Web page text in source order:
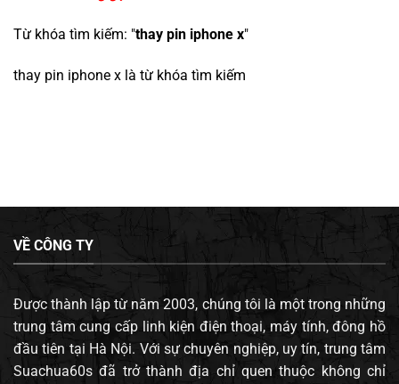
Từ khóa tìm kiếm: "thay pin iphone x"
thay pin iphone x là từ khóa tìm kiếm
VỀ CÔNG TY
Được thành lập từ năm 2003, chúng tôi là một trong những
trung tâm cung cấp linh kiện điện thoại, máy tính, đông hồ
đầu tiên tại Hà Nội. Với sự chuyên nghiệp, uy tín, trung tâm
Suachua60s đã trở thành địa chỉ quen thuộc không chỉ